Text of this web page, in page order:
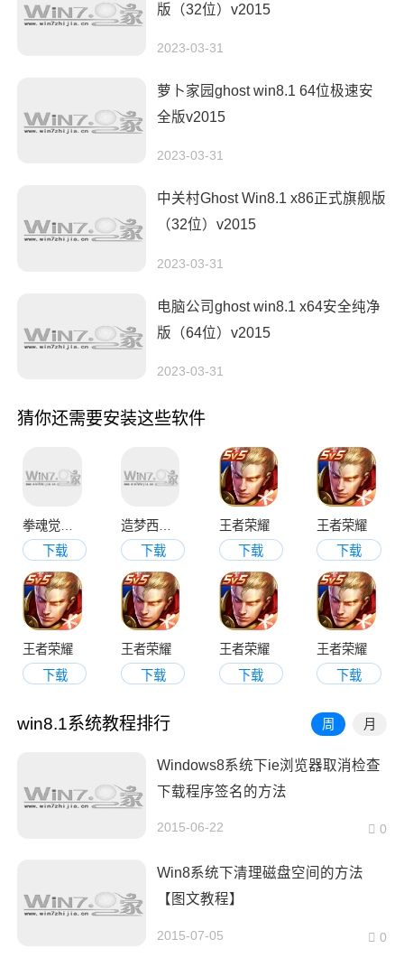
版（32位）v2015
2023-03-31
萝卜家园ghost win8.1 64位极速安
全版v2015
2023-03-31
中关村Ghost Win8.1 x86正式旗舰版
（32位）v2015
2023-03-31
电脑公司ghost win8.1 x64安全纯净
版（64位）v2015
2023-03-31
猜你还需要安装这些软件
拳魂觉醒无限资源版
下载
下载
王者荣耀
下载
王者荣耀
下载
王者荣耀
下载
王者荣耀
下载
王者荣耀
下载
王者荣耀
下载
win8.1系统教程排行 周 月
Windows8系统下ie浏览器取消检查
下载程序签名的方法
2015-06-22 0
Win8系统下清理磁盘空间的方法
【图文教程】
2015-07-05 0